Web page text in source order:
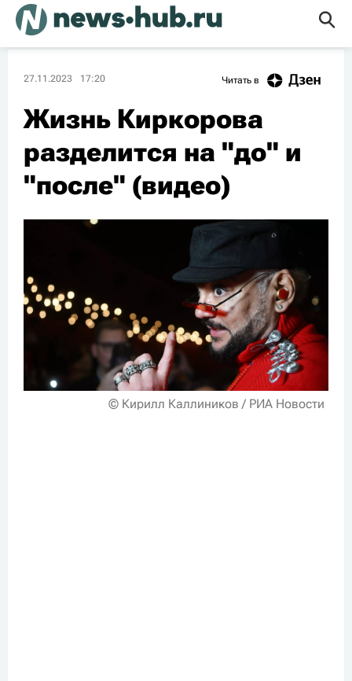
27.11.2023 17:20 Читать в
Жизнь Киркорова
разделится на "до" и
"после" (видео)
© Кирилл Каллиников / РИА Новости